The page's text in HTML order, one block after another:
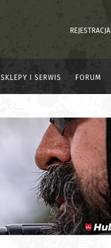
REJESTRACJA
SKLEPY I SERWIS FORUM